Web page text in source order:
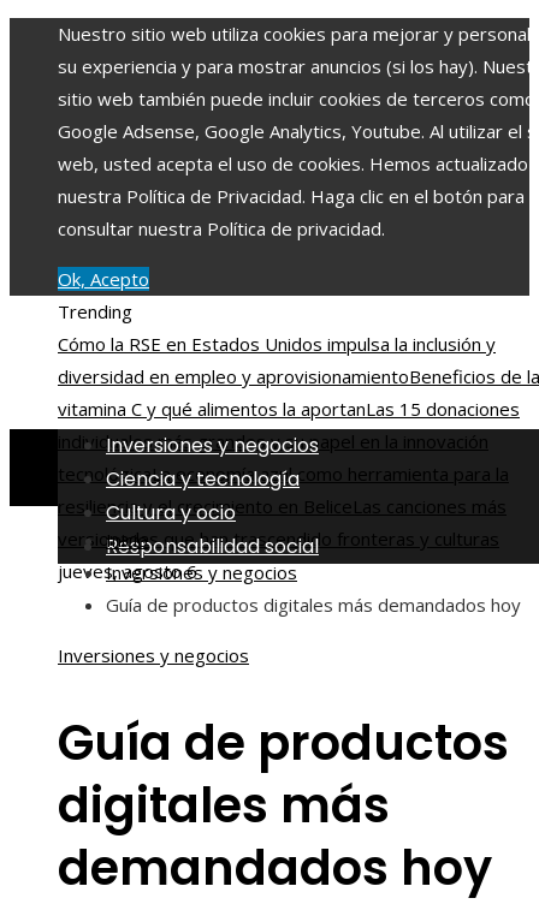
Nuestro sitio web utiliza cookies para mejorar y
su experiencia y para mostrar anuncios (si los hay).
sitio web también puede incluir cookies de terceros como
Google Adsense, Google Analytics, Youtube. Al utilizar el
web, usted acepta el uso de cookies. Hemos actualizado
nuestra Política de Privacidad. Haga clic en el botón para
consultar nuestra Política de privacidad.
Ok, Acepto
Trending
Cómo la RSE en Estados Unidos impulsa la inclusión y
diversidad en empleo y aprovisionamientoBeneficios de la
vitamina C y qué alimentos la aportanLas 15 donaciones
individuales más grandes y su papel en la innovación
tecnológicaLa economía azul como herramienta para la
resiliencia y el crecimiento en BeliceLas canciones más
versionadas que han trascendido fronteras y culturas
jueves, agosto 6
Inversiones y negocios
Ciencia y tecnología
Cultura y ocio
Responsabilidad social
Inicio
Inversiones y negocios
Guía de productos digitales más demandados hoy
Inversiones y negocios
Guía de productos
digitales más
demandados hoy